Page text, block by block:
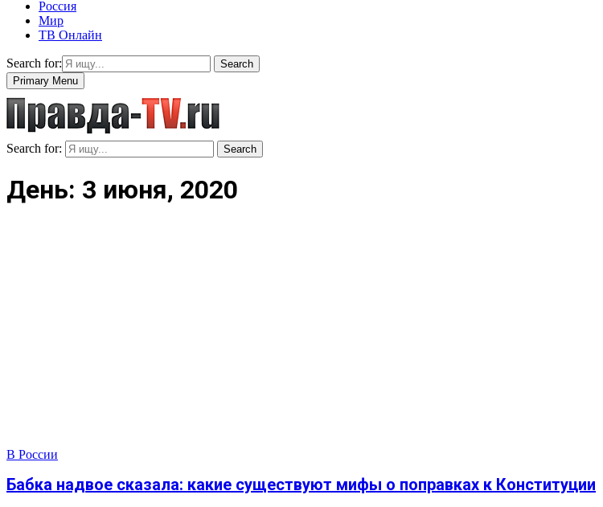
Россия
Мир
ТВ Онлайн
Search for:
Search
Primary Menu
Search for: Search
День: 3 июня, 2020
В России
Бабка надвое сказала: какие существуют мифы о поправках к Конституции